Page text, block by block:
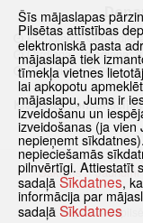
Pirmdiena,
Otrdiena, Trešdiena:
Piektdiena: 8.30 –
Klātienes
Sākums Jaunumi
© 2021 Rīgas
Šīs mājaslapas
Pilsētas attīstības
elektroniskā pasta
mājaslapā tiek
tīmekļa vietnes
lai apkopotu
mājaslapu, Jums ir
izveidošanu un
izveidošanas (ja
nepieņemt
nepieciešamās
pilnvērtīgi. Attiestatīt
sadaļā Sīkdatnes,
informācija par
sadaļā Sīkdatnes